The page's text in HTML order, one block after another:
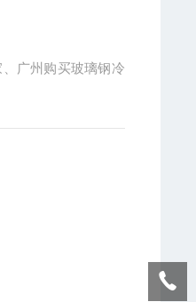
广州购买玻璃钢冷